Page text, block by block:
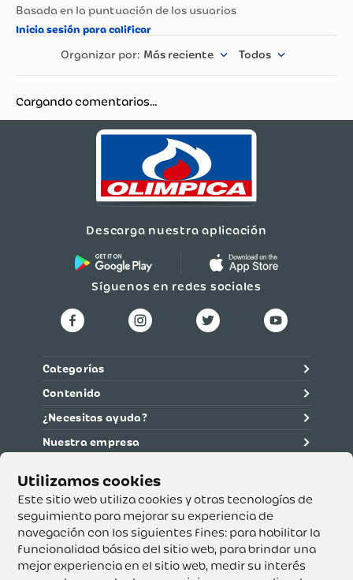
Este sitio web utiliza cookies y otras tecnologías de
seguimiento para mejorar su experiencia de
navegación con los siguientes fines: para habilitar la
funcionalidad básica del sitio web, para brindar una
mejor experiencia en el sitio web, medir su interés
Más reciente Todos
Cargando comentarios…
Descarga nuestra aplicación
Síguenos en redes sociales
Categorías
Contenido
¿Necesitas ayuda?
Nuestra empresa
Supertiendas y Drogería Olímpica S.A. - Nit 890.107.487 -
Dirección de notificación: Calle 53 No. 46-192 local 3-01
Teléfono: 3232540999 - Correo:
servicioalcliente@olimpica.com.co